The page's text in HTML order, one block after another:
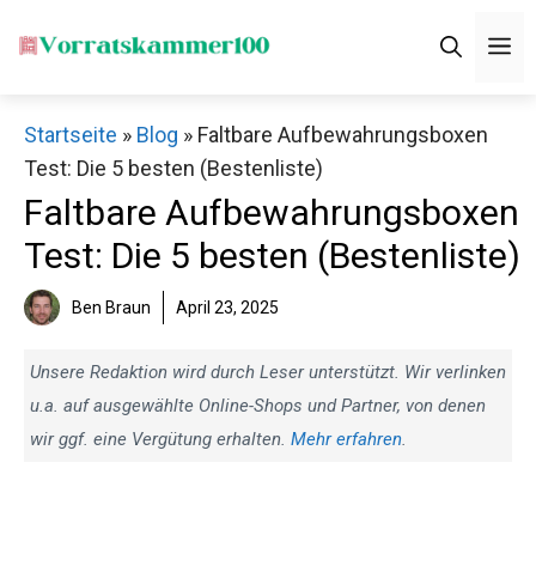
Inhalt
Startseite » Blog » Faltbare Aufbewahrungsboxen
Test: Die 5 besten (Bestenliste)
Faltbare Aufbewahrungsboxen
Test: Die 5 besten (Bestenliste)
Ben Braun April 23, 2025
Unsere Redaktion wird durch Leser unterstützt. Wir verlinken
u.a. auf ausgewählte Online-Shops und Partner, von denen
wir ggf. eine Vergütung erhalten. Mehr erfahren.